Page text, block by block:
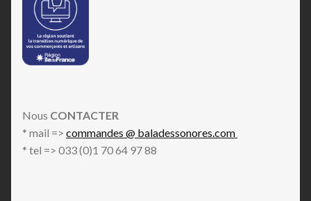
Nous CONTACTER
* mail => commandes @ baladessonores.com
* tel => 033 (0)1 70 64 97 88